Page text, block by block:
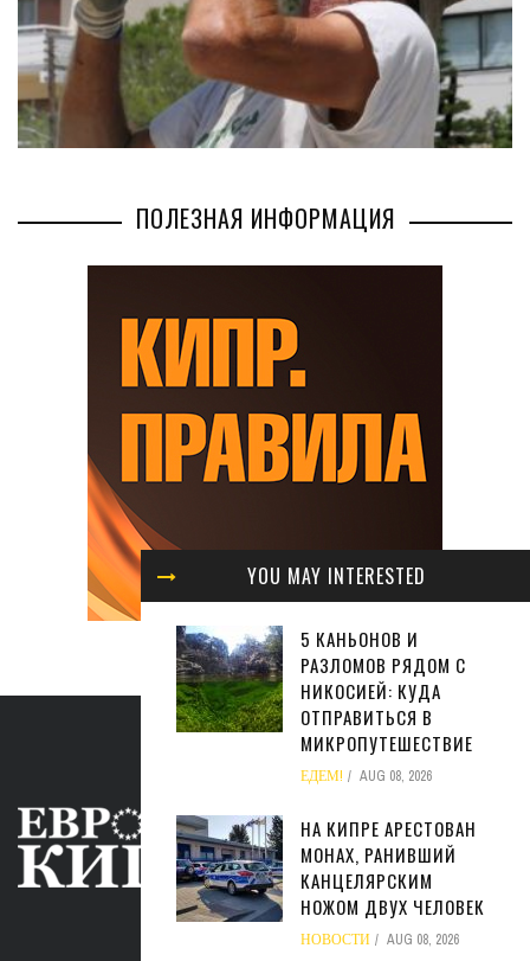
YOU MAY INTERESTED
5 КАНЬОНОВ И
РАЗЛОМОВ РЯДОМ С
НИКОСИЕЙ: КУДА
ОТПРАВИТЬСЯ В
МИКРОПУТЕШЕСТВИЕ
ЕДЕМ! AUG 08, 2026
НА КИПРЕ АРЕСТОВАН
МОНАХ, РАНИВШИЙ
КАНЦЕЛЯРСКИМ
НОЖОМ ДВУХ ЧЕЛОВЕК
НОВОСТИ AUG 08, 2026
ПОЛЕЗНАЯ ИНФОРМАЦИЯ
ABOUT US